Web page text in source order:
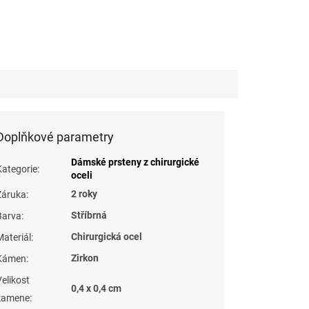
parametry
:
Dámské prsteny z chirurgické
oceli
:
2 roky
:
Stříbrná
:
Chirurgická ocel
:
Zirkon
:
0,4 x 0,4 cm